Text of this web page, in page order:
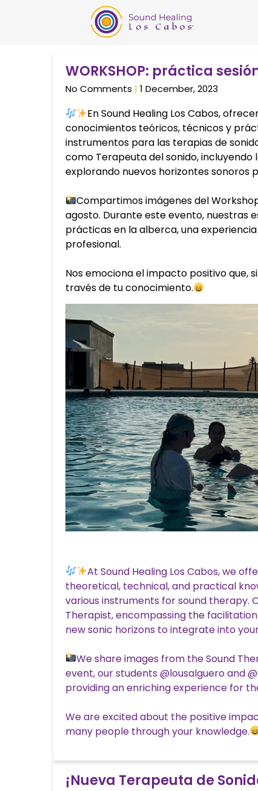
WORKSHOP: práctica
No Comments 1 December, 2023
En Sound Healing Los Cabos,
conocimientos teóricos, técnicos y
instrumentos para las terapias de
como Terapeuta del sonido, incluyendo
explorando nuevos horizontes sonoros
Compartimos imágenes del
agosto. Durante este evento, nuestras
prácticas en la alberca, una
profesional.
Nos emociona el impacto positivo que,
través de tu conocimiento.
At Sound Healing Los Cabos, we
theoretical, technical, and practical
various instruments for sound therapy.
Therapist, encompassing the
new sonic horizons to integrate into
We share images from the Sound
event, our students @lousalguero and
providing an enriching experience for
We are excited about the positive
many people through your knowledge.
¡Nueva Terapeuta de